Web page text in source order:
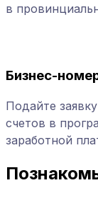
в
Бизнес-
Подайте
счетов в
заработной